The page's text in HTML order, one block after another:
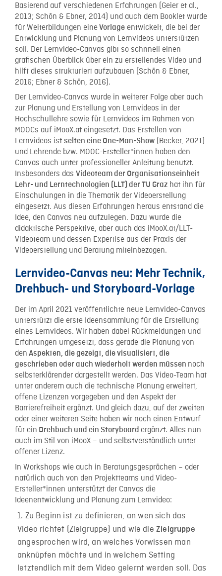
Basierend auf verschiedenen Erfahrungen (Geier et al.,
2013; Schön & Ebner, 2014) und auch dem Booklet wurde
für Weiterbildungen eineVorlage entwickelt, die bei der
Entwicklung und Planung von Lernvideos unterstützen
soll. Der Lernvideo-Canvas gibt so schnnell einen
grafischen Überblick über ein zu erstellendes Video und
hilft dieses strukturiert aufzubauen (Schön & Ebner,
2016; Ebner & Schön, 2016).
Der Lernvideo-Canvas wurde in weiterer Folge aber auch
zur Planung und Erstellung von Lernvideos in der
Hochschullehre sowie für Lernvideos im Rahmen von
MOOCs auf iMooX.at eingesetzt. Das Erstellen von
Lernvideos ist selten eine One-Man-Show (Becker, 2021)
und Lehrende bzw. MOOC-Ersteller*innen haben den
Canvas auch unter professioneller Anleitung benutzt.
Insbesonders das Videoteam der Organisationseinheit
Lehr- und Lerntechnologien (LLT) der TU Graz hat ihn für
Einschulungen in die Thematik der Videoerstellung
eingesetzt. Aus diesen Erfahrungen heraus entstand die
Idee, den Canvas neu aufzulegen. Dazu wurde die
didaktische Perspektive, aber auch das iMooX.at/LLT-
Videoteam und dessen Expertise aus der Praxis der
Videoerstellung und Beratung miteinbezogen.
Lernvideo-Canvas neu: Mehr Technik,
Drehbuch- und Storyboard-Vorlage
Der im April 2021 veröffentlichte neue Lernvideo-Canvas
unterstützt die erste Ideensammlung für die Erstellung
eines Lernvideos. Wir haben dabei Rückmeldungen und
Erfahrungen umgesetzt, dass gerade die Planung von
den Aspekten, die gezeigt, die visualisiert, die
geschrieben oder auch wiederholt werden müssen noch
selbsterklärender dargestellt werden. Das Video-Team hat
unter anderem auch die technische Planung erweitert,
offene Lizenzen vorgegeben und den Aspekt der
Barrierefreiheit ergänzt. Und gleich dazu, auf der zweiten
oder einer weiteren Seite haben wir noch einen Entwurf
für ein Drehbuch und ein Storyboard ergänzt. Alles nun
auch im Stil von iMooX – und selbstverständlich unter
offener Lizenz.
In Workshops wie auch in Beratungsgesprächen – oder
natürlich auch von den Projektteams und Video-
Ersteller*innen unterstützt der Canvas die
Ideenentwicklung und Planung zum Lernvideo:
Zu Beginn ist zu definieren, an wen sich das
Video richtet (Zielgruppe) und wie die Zielgruppe
angesprochen wird, an welches Vorwissen man
anknüpfen möchte und in welchem Setting
letztendlich mit dem Video gelernt werden soll. Das